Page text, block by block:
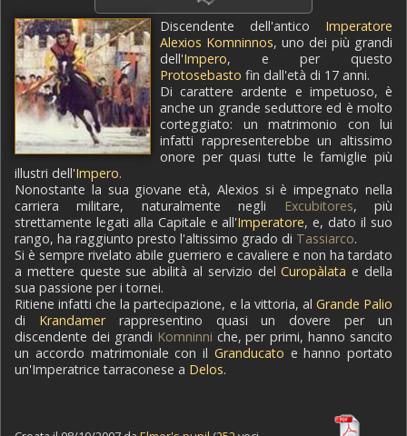
Discendente dell'antico Imperatore
Alexios Komninnos, uno dei più grandi
dell'Impero, e per questo
Protosebasto fin dall'età di 17 anni.
Di carattere ardente e impetuoso, è
anche un grande seduttore ed è molto
corteggiato: un matrimonio con lui
infatti rappresenterebbe un altissimo
onore per quasi tutte le famiglie più
illustri dell'Impero.
Nonostante la sua giovane età, Alexios si è impegnato nella
carriera militare, naturalmente negli
Excubitores, più
strettamente legati alla Capitale e all'Imperatore, e, dato il suo
rango, ha raggiunto presto l'altissimo grado di Tassiarco.
Si è sempre rivelato abile guerriero e cavaliere e non ha tardato
a mettere queste sue abilità al servizio delCuropàlata e della
sua passione per i tornei.
Ritiene infatti che la partecipazione, e la vittoria, al Grande Palio
di Krandamerrappresentino quasi un dovere per un
discendente dei grandi Komninni che, per primi, hanno sancito
un accordo matrimoniale con il Granducato e hanno portato
un'Imperatrice tarraconese a Delos.